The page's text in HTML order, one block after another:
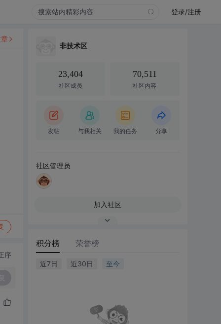
登录/注册
序
非技术区
23,404
社区成员
70,511
社区内容
发帖 与我相关 我的任务 分享
社区管理员
加入社区
积分榜 荣誉榜
近7日 近30日 至今